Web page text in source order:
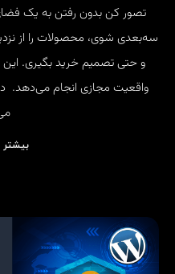
تصور کن بدون رفتن به یک
سه‌بعدی شوی، محصولات را از
و حتی تصمیم خرید بگیری.
واقعیت مجازی انجام می‌دهد. در
بیشتر